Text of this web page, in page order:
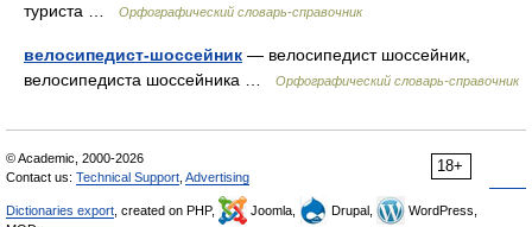
туриста …
Орфографический словарь-справочник
велосипедист-шоссейник — велосипедист шоссейник,
велосипедиста шоссейника …
Орфографический словарь-справочник
18+
© Academic, 2000-2026
Contact us: Technical Support Advertising
Dictionaries export , created on PHP, Joomla, Drupal,
WordPress,